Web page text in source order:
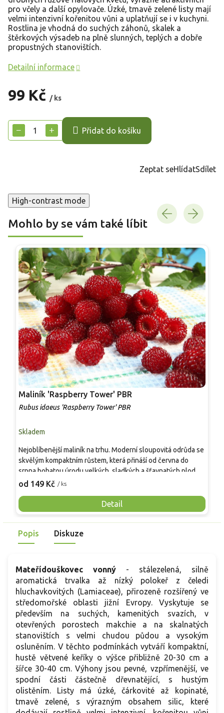
99 Kč / ks
cena:
+
− Přidat do košíku
pro včely a další opylovače. Úzké, tmavě zelené listy mají
velmi intenzivní kořenitou vůni a uplatňují se i v kuchyni.
Rostlina je vhodná do suchých záhonů, skalek a
štěrkových výsadeb na plně slunných, teplých a dobře
propustných stanovištích.
Detailní informace
Zeptat seHlídatSdílet
High-contrast mode
Mohlo by se vám také líbit
Maliník 'Raspberry Tower' PBR
Rubus idaeus 'Raspberry Tower' PBR
Skladem
od 149 Kč / ks
Detail
Nejoblíbenější maliník na trhu. Moderní sloupovitá odrůda se
skvělým kompaktním růstem, která přináší od června do
srpna bohatou úrodu velkých, sladkých a šťavnatých plodů.
Pevné vzpřímené výhony tvoří elegantní habitus bez
Mrazuvzdornost do −25 °C a spolehlivá vitalita z něj dělají
skvělou volbu pro každého pěstitele.
Popis Diskuze
Mateřídouškovec vonný - stálezelená, silně
aromatická trvalka až nízký polokeř z čeledi
hluchavkovitých (Lamiaceae), přirozeně rozšířený ve
středomořské oblasti jižní Evropy. Vyskytuje se
především na suchých, kamenitých svazích, v
otevřených porostech makchie a na skalnatých
stanovištích s velmi chudou půdou a vysokým
osluněním. V těchto podmínkách vytváří kompaktní,
hustě větvené keříky o výšce přibližně 20-30 cm a
šířce 30-40 cm. Výhony jsou pevné, vzpřímenější, ve
spodní části částečně dřevnatějící, s hustým
olistěním. Listy má úzké, čárkovité až kopinaté,
tmavě zelené, s výrazným obsahem silic, které